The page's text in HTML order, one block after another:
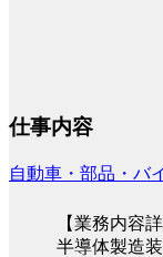
仕事内容
自動車・部品・バ
【業務内容詳
半導体製造